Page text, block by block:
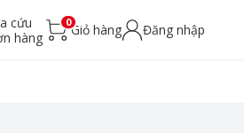
cứu
hàng
0Giỏ hàng Đăng nhập